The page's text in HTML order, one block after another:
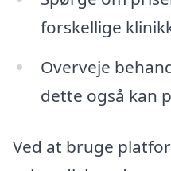
forskellige
Overveje
dette også kan
Ved at bruge